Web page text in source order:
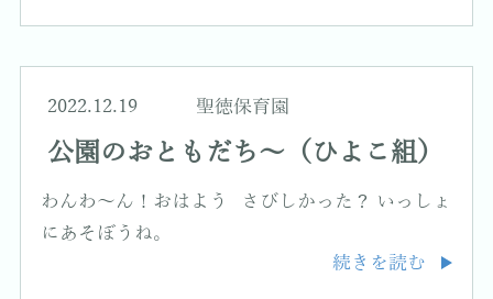
2022.12.19 聖徳保育園
公園のおともだち～（ひよこ組）
わんわ～ん！おはよう さびしかった？ いっしょ
にあそぼうね。
続きを読む